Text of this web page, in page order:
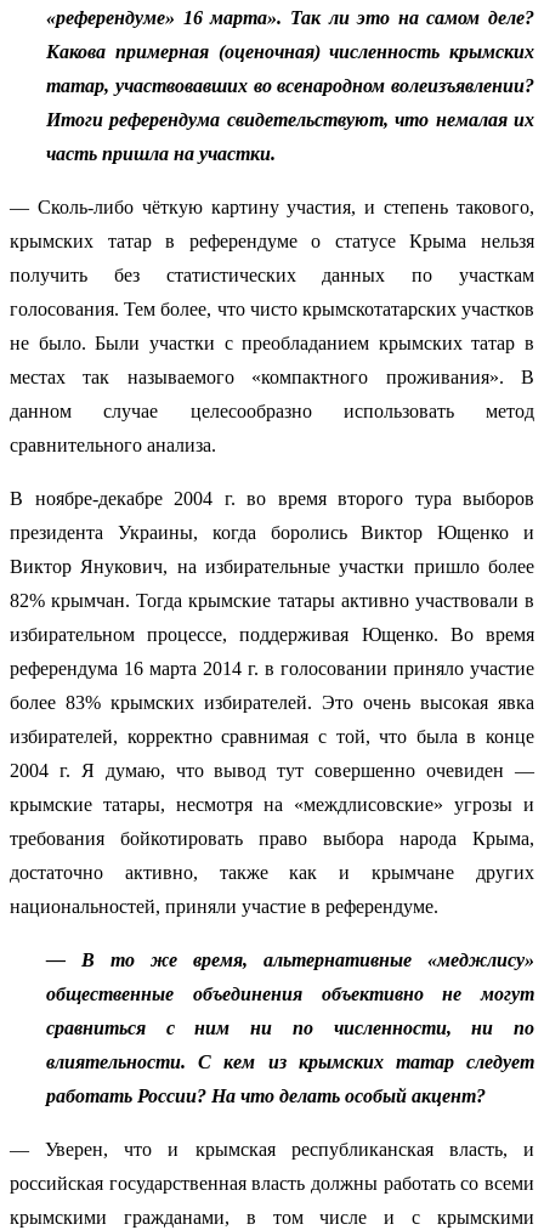
«референдуме» 16 марта». Так ли это на самом деле?
Какова примерная (оценочная) численность крымских
татар, участвовавших во всенародном волеизъявлении?
Итоги референдума свидетельствуют, что немалая их
часть пришла на участки.
— Сколь-либо чёткую картину участия, и степень такового,
крымских татар в референдуме о статусе Крыма нельзя
получить без статистических данных по участкам
голосования. Тем более, что чисто крымскотатарских участков
не было. Были участки с преобладанием крымских татар в
местах так называемого «компактного проживания». В
данном случае целесообразно использовать метод
сравнительного анализа.
В ноябре-декабре 2004 г. во время второго тура выборов
президента Украины, когда боролись Виктор Ющенко и
Виктор Янукович, на избирательные участки пришло более
82% крымчан. Тогда крымские татары активно участвовали в
избирательном процессе, поддерживая Ющенко. Во время
референдума 16 марта 2014 г. в голосовании приняло участие
более 83% крымских избирателей. Это очень высокая явка
избирателей, корректно сравнимая с той, что была в конце
2004 г. Я думаю, что вывод тут совершенно очевиден —
крымские татары, несмотря на «междлисовские» угрозы и
требования бойкотировать право выбора народа Крыма,
достаточно активно, также как и крымчане других
национальностей, приняли участие в референдуме.
— В то же время, альтернативные «меджлису»
общественные объединения объективно не могут
сравниться с ним ни по численности, ни по
влиятельности. С кем из крымских татар следует
работать России? На что делать особый акцент?
— Уверен, что и крымская республиканская власть, и
российская государственная власть должны работать со всеми
крымскими гражданами, в том числе и с крымскими